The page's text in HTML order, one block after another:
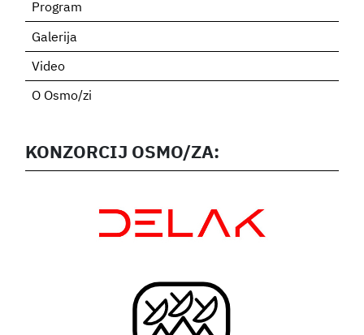
Program
Galerija
Video
O Osmo/zi
KONZORCIJ OSMO/ZA: